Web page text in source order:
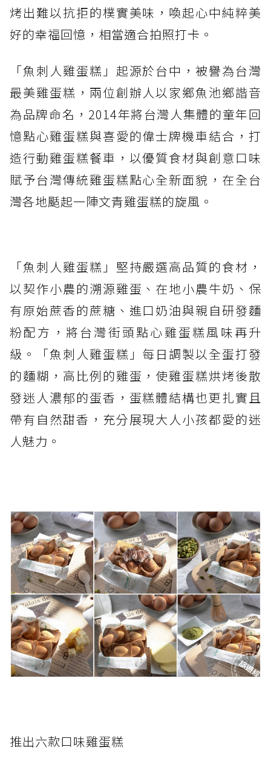
烤出難以抗拒的樸實美味，喚起心中純粹美
好的幸福回憶，相當適合拍照打卡。
「魚刺人雞蛋糕」起源於台中，被譽為台灣
最美雞蛋糕，兩位創辦人以家鄉魚池鄉諧音
為品牌命名，2014年將台灣人集體的童年回
憶點心雞蛋糕與喜愛的偉士牌機車結合，打
造行動雞蛋糕餐車，以優質食材與創意口味
賦予台灣傳統雞蛋糕點心全新面貌，在全台
灣各地颳起一陣文青雞蛋糕的旋風。
「魚刺人雞蛋糕」堅持嚴選高品質的食材，
以契作小農的溯源雞蛋、在地小農牛奶、保
有原始蔗香的蔗糖、進口奶油與親自研發麵
粉配方，將台灣街頭點心雞蛋糕風味再升
級。「魚刺人雞蛋糕」每日調製以全蛋打發
的麵糊，高比例的雞蛋，使雞蛋糕烘烤後散
發迷人濃郁的蛋香，蛋糕體結構也更扎實且
帶有自然甜香，充分展現大人小孩都愛的迷
人魅力。
推出六款口味雞蛋糕